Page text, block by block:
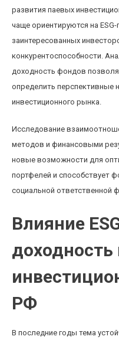
развития паевых
чаще ориентируются на
заинтересованных
конкурентоспособности.
доходность фондов
определить перспективные
инвестиционного рынка.
Исследование
методов и финансовыми
новые возможности для
портфелей и способствует
социальной ответственной
Влияние
РФ
В последние годы тема